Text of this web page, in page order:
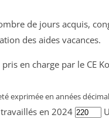
de jours acquis,
des aides vacances.
en charge par le CE
exprimée en années
travaillés en 2024